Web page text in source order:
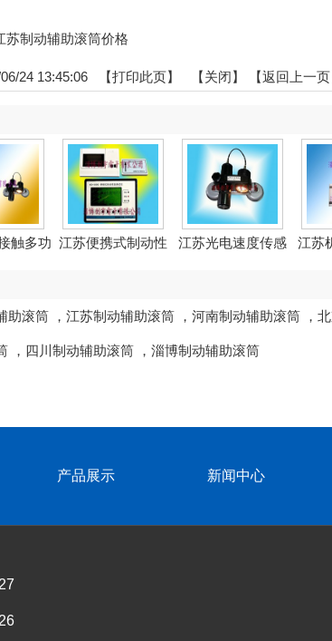
苏制动辅助滚筒价格
24 13:45:06 【打印此页】 【关闭】 【返回上一页
触多功 江苏便携式制动性
江苏光电速度传感
江苏
助滚筒 ， 江苏制动辅助滚筒 ， 河南制动辅助滚筒 ，
， 四川制动辅助滚筒 ， 淄博制动辅助滚筒
产品展示 新闻中心